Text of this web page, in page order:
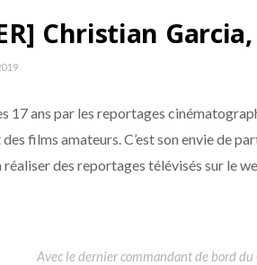
Christian
17 ans par les reportages
films amateurs. C’est son envie de
réaliser des reportages télévisés sur le
Avec le dernier commandant de bord du